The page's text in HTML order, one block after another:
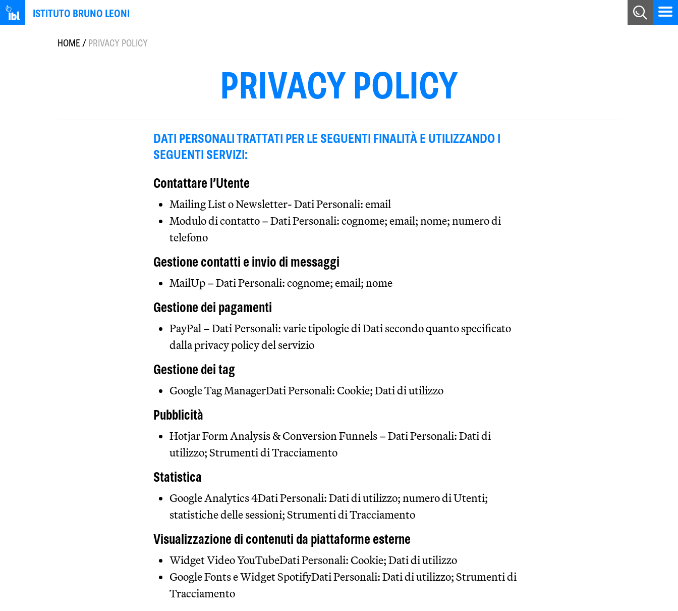
ISTITUTO BRUNO LEONI
HOME/PRIVACY POLICY
PRIVACY POLICY
DATI PERSONALI TRATTATI PER LE SEGUENTI FINALITÀ E UTILIZZANDO I
SEGUENTI SERVIZI:
Contattare l’Utente
Mailing List o Newsletter- Dati Personali: email
Modulo di contatto – Dati Personali: cognome; email; nome; numero di
telefono
Gestione contatti e invio di messaggi
MailUp – Dati Personali: cognome; email; nome
Gestione dei pagamenti
PayPal – Dati Personali: varie tipologie di Dati secondo quanto specificato
dalla privacy policy del servizio
Gestione dei tag
Google Tag ManagerDati Personali: Cookie; Dati di utilizzo
Pubblicità
Hotjar Form Analysis & Conversion Funnels – Dati Personali: Dati di
utilizzo; Strumenti di Tracciamento
Statistica
Google Analytics 4Dati Personali: Dati di utilizzo; numero di Utenti;
statistiche delle sessioni; Strumenti di Tracciamento
Visualizzazione di contenuti da piattaforme esterne
Widget Video YouTubeDati Personali: Cookie; Dati di utilizzo
Google Fonts e Widget SpotifyDati Personali: Dati di utilizzo; Strumenti di
Tracciamento